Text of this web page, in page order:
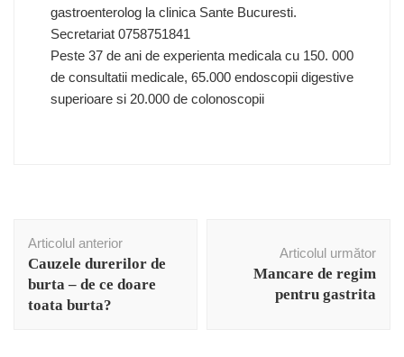
gastroenterolog la clinica Sante Bucuresti.
Secretariat 0758751841
Peste 37 de ani de experienta medicala cu 150. 000
de consultatii medicale, 65.000 endoscopii digestive
superioare si 20.000 de colonoscopii
în
articole
Articolul anterior
Cauzele durerilor de
burta – de ce doare
toata burta?
Articolul următor
Mancare de regim
pentru gastrita